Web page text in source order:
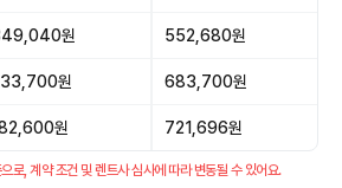
원 552,680원
원 683,700원
원 721,696원
로, 계약 조건 및 렌트사 심사에 따라 변동될 수 있어요.